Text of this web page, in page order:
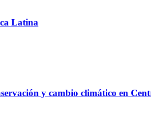
Latina
y cambio climático en